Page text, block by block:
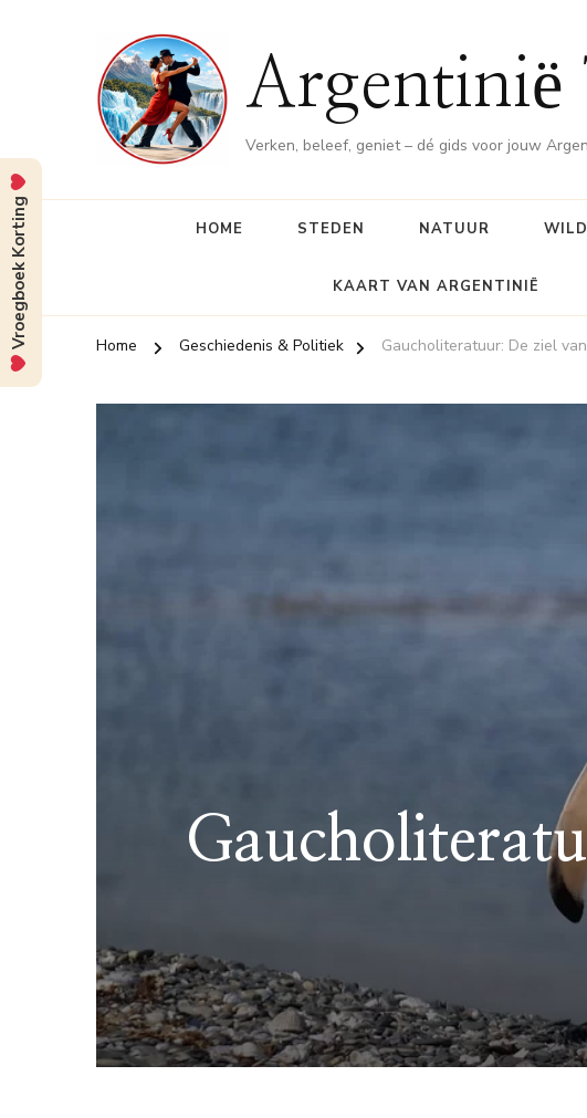
Argentinië
Verken, beleef, geniet – dé gids voor jouw
HOME STEDEN NATUUR
KAART VAN ARGENTINIË
Home Geschiedenis & Politiek Gaucholiteratuur: De ziel
Vroegboek Korting